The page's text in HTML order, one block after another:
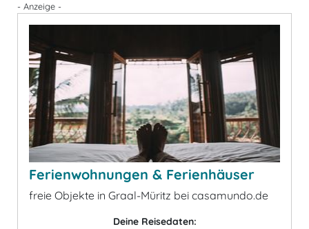
- Anzeige -
Ferienwohnungen & Ferienhäuser
freie Objekte in Graal-Müritz bei casamundo.de
Deine Reisedaten: